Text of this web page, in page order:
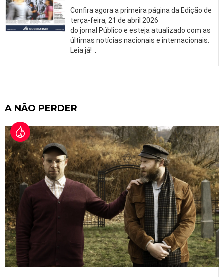
Confira agora a primeira página da Edição de
terça-feira, 21 de abril 2026
do jornal Público e esteja atualizado com as
últimas notícias nacionais e internacionais.
Leia já!
A NÃO PERDER